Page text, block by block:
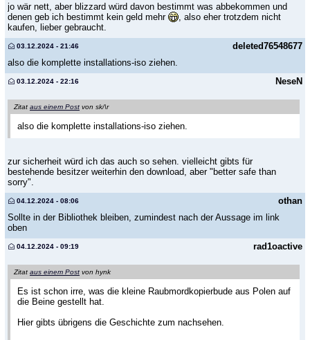
jo wär nett, aber blizzard würd davon bestimmt was abbekommen und
denen geb ich bestimmt kein geld mehr
, also eher trotzdem nicht
kaufen, lieber gebraucht.
deleted76548677
03.12.2024 - 21:46
also die komplette installations-iso ziehen.
NeseN
03.12.2024 - 22:16
Zitat aus einem Post von sk/\r
also die komplette installations-iso ziehen.
zur sicherheit würd ich das auch so sehen. vielleicht gibts für
bestehende besitzer weiterhin den download, aber "better safe than
sorry".
othan
04.12.2024 - 08:06
Sollte in der Bibliothek bleiben, zumindest nach der Aussage im link
oben
rad1oactive
04.12.2024 - 09:19
Zitat aus einem Post von hynk
Es ist schon irre, was die kleine Raubmordkopierbude aus Polen auf
die Beine gestellt hat.
Hier gibts übrigens die Geschichte zum nachsehen.